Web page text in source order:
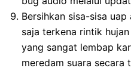
Bersihkan sisa-sisa
saja terkena rintik
yang sangat lembap
meredam suara secara